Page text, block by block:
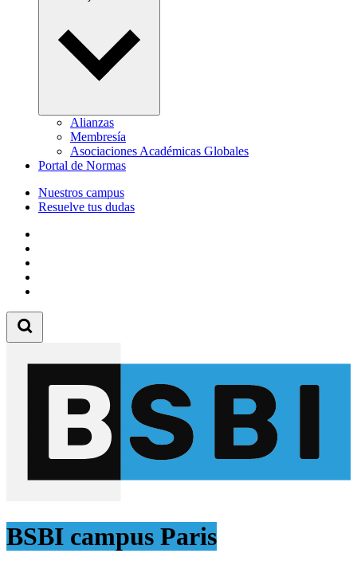
Alianzas
Membresía
Asociaciones Académicas Globales
Portal de Normas
Nuestros campus
Resuelve tus dudas
BSBI campus Paris